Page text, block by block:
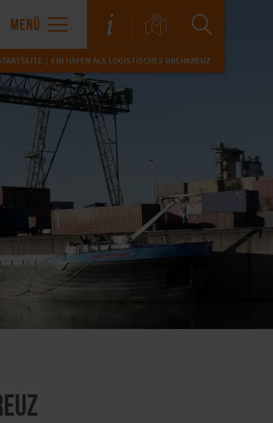
MENÜ
EIN HAFEN ALS LOGISTISCHES DREHKREUZ